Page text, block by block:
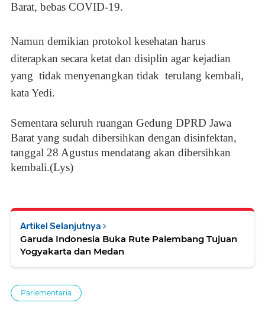
Barat, bebas COVID-19.
Namun demikian protokol kesehatan harus
diterapkan secara ketat dan disiplin agar kejadian
yang tidak menyenangkan tidak terulang kembali,
kata Yedi.
Sementara seluruh ruangan Gedung DPRD Jawa
Barat yang sudah dibersihkan dengan disinfektan,
tanggal 28 Agustus mendatang akan dibersihkan
kembali.(Lys)
Artikel Selanjutnya
Garuda Indonesia Buka Rute Palembang Tujuan
Yogyakarta dan Medan
Parlementaria